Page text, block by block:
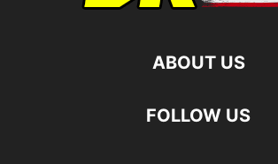
ABOUT US
FOLLOW US